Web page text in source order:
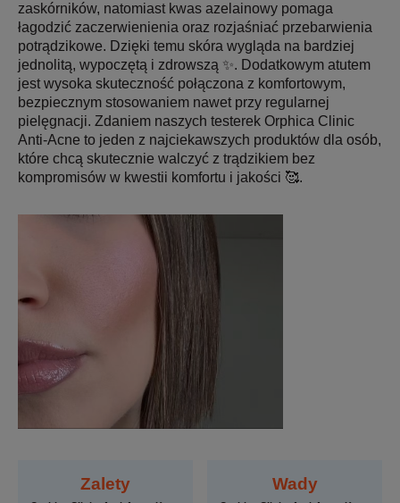
zaskórników, natomiast kwas azelainowy pomaga
łagodzić zaczerwienienia oraz rozjaśniać przebarwienia
potrądzikowe. Dzięki temu skóra wygląda na bardziej
jednolitą, wypoczętą i zdrowszą ✨. Dodatkowym atutem
jest wysoka skuteczność połączona z komfortowym,
bezpiecznym stosowaniem nawet przy regularnej
pielęgnacji. Zdaniem naszych testerek Orphica Clinic
Anti-Acne to jeden z najciekawszych produktów dla osób,
które chcą skutecznie walczyć z trądzikiem bez
kompromisów w kwestii komfortu i jakości 🥰.
Zalety Wady